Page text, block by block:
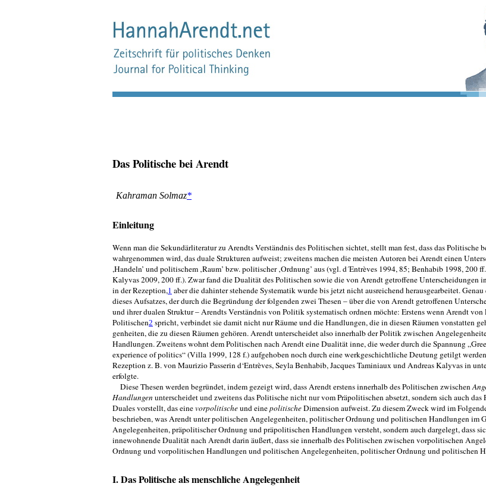
Das Politische bei Arendt
Kahraman Solmaz*
Einleitung
Wenn man die Sekundärliteratur zu Arendts Verständnis des Politischen sichtet, stellt man fest, dass das Politische
wahrgenommen wird, das duale Strukturen aufweist; zweitens machen die meisten Autoren bei Arendt einen
,Handeln’ und politischem ‚Raum’ bzw. politischer ‚Ordnung’ aus (vgl. d´Entrèves 1994, 85; Benhabib 1998, 200
Kalyvas 2009, 200 ff.). Zwar fand die Dualität des Politischen sowie die von Arendt getroffene Unterscheidungen
in der Rezeption,1 aber die dahinter stehende Systematik wurde bis jetzt nicht ausreichend herausgearbeitet.
dieses Aufsatzes, der durch die Begründung der folgenden zwei Thesen – über die von Arendt getroffenen
und ihrer dualen Struktur – Arendts Verständnis von Politik systematisch ordnen möchte: Erstens wenn Arendt
Politischen2 spricht, verbindet sie damit nicht nur Räu­me und die Handlungen, die in diesen Räumen vonstatten
genheiten, die zu diesen Räumen gehören. Arendt unterscheidet also innerhalb der Politik zwischen
Handlungen. Zweitens wohnt dem Politi­schen nach Arendt eine Dualität inne, die weder durch die Spannung
experience of politics“ (Villa 1999, 128 f.) aufgehoben noch durch eine werk­geschichtliche Deutung getilgt
Rezeption z. B. von Maurizio Passerin d‘Entrèves, Seyla Benhabib, Jacques Taminiaux und Andreas Kalyvas in
erfolgte.
Diese Thesen werden begründet, indem gezeigt wird, dass Arendt erstens innerhalb des Politischen zwischen
Handlungen unterscheidet und zwei­tens das Politische nicht nurvom Präpolitischen absetzt, sondern sich auch das
Duales vorstellt, das einevorpolitischeund einepolitischeDimension aufweist. Zu diesem Zweck wird im
beschrieben, was Arendt unter politischen Angelegenheiten, politischer Ordnung und politischen Handlun­gen im
Angelegenheiten, präpolitischer Ordnung und prä­politischen Handlungen versteht, sondern auch dargelegt, dass
innewohnende Dualität nach Arendt darin äußert, dass sie innerhalb des Politischen zwi­schen vorpolitischen
Ordnung und vorpolitischen Hand­lungen und politischen Angelegenheiten, politischer Ordnung und politischen
I. Das Politische als menschliche Angelegenheit